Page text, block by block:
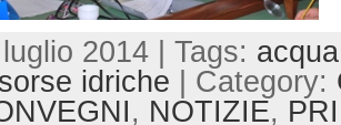
2014 | Tags: acqua
idriche | Category:
, NOTIZIE,